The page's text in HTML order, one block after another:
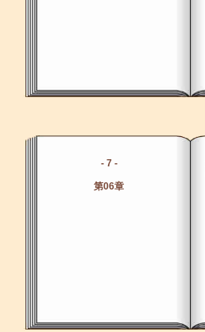
- 7 -
第06章